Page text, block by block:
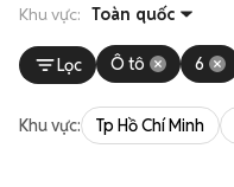
Khu vực: Toàn quốc
Lọc Ô tô 6
Khu vực: Tp Hồ Chí Minh